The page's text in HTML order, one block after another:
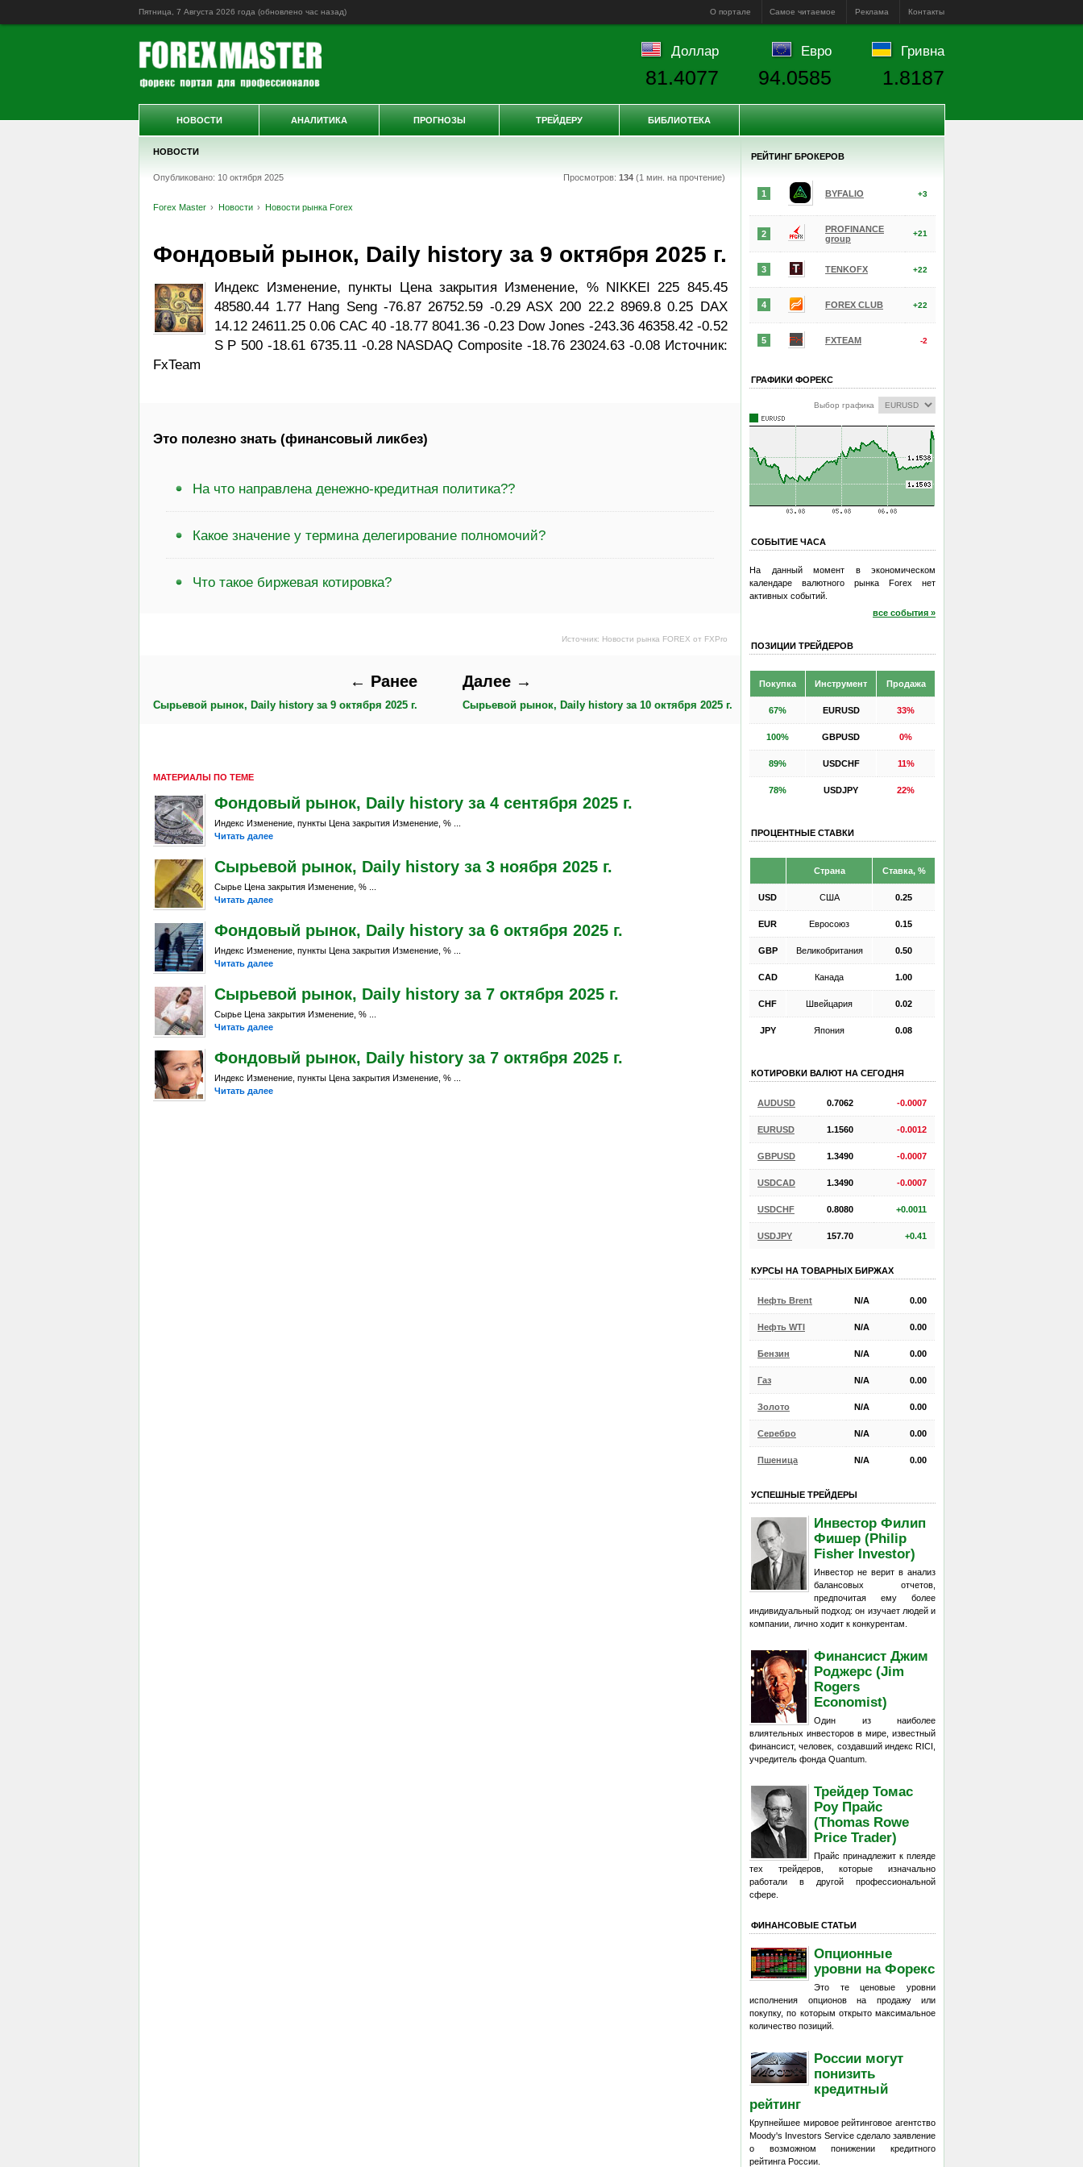
Пятница, 7 Августа 2026 года (обновлено час назад) О портале Самое читаемое Реклама Контакты
НОВОСТИ
Опубликовано: 10 октября 2025 Просмотров: 134(1 мин. на прочтение)
Forex Master Новости Новости рынка Forex
Фондовый рынок, Daily history за 9 октября 2025 г.
Индекс Изменение, пункты Цена закрытия Изменение, % NIKKEI 225 845.45
48580.44 1.77 Hang Seng -76.87 26752.59 -0.29 ASX 200 22.2 8969.8 0.25 DAX
14.12 24611.25 0.06 CAC 40 -18.77 8041.36 -0.23 Dow Jones -243.36 46358.42 -0.52
S P 500 -18.61 6735.11 -0.28 NASDAQ Composite -18.76 23024.63 -0.08 Источник:
FxTeam
Это полезно знать (финансовый ликбез)
На что направлена денежно-кредитная политика??
Какое значение у термина делегирование полномочий?
Что такое биржевая котировка?
Источник: Новости рынка FOREX от FXPro
← Ранее
Сырьевой рынок, Daily history за 9 октября 2025 г.
Далее →
Сырьевой рынок, Daily history за 10 октября 2025 г.
МАТЕРИАЛЫ ПО ТЕМЕ
Фондовый рынок, Daily history за 4 сентября 2025 г.
Индекс Изменение, пункты Цена закрытия Изменение, % ...
Читать далее
Сырьевой рынок, Daily history за 3 ноября 2025 г.
Сырье Цена закрытия Изменение, % ...
Читать далее
Фондовый рынок, Daily history за 6 октября 2025 г.
Индекс Изменение, пункты Цена закрытия Изменение, % ...
Читать далее
Сырьевой рынок, Daily history за 7 октября 2025 г.
Сырье Цена закрытия Изменение, % ...
Читать далее
Фондовый рынок, Daily history за 7 октября 2025 г.
Индекс Изменение, пункты Цена закрытия Изменение, % ...
Читать далее
РЕЙТИНГ БРОКЕРОВ
1 BYFALIO +3
2
PROFINANCE
group
+21
3 TENKOFX +22
4 FOREX CLUB +22
5 FXTEAM -2
ГРАФИКИ ФОРЕКС
Выбор графика
СОБЫТИЕ ЧАСА
На данный момент в экономическом
календаре валютного рынка Forex нет
активных событий.
все события »
ПОЗИЦИИ ТРЕЙДЕРОВ
Покупка Инструмент Продажа
67% EURUSD 33%
100% GBPUSD 0%
89% USDCHF 11%
78% USDJPY 22%
ПРОЦЕНТНЫЕ СТАВКИ
Страна Ставка, %
USD США 0.25
EUR Евросоюз 0.15
GBP Великобритания 0.50
CAD Канада 1.00
CHF Швейцария 0.02
JPY Япония 0.08
КОТИРОВКИ ВАЛЮТ НА СЕГОДНЯ
AUDUSD 0.7062 -0.0007
EURUSD 1.1560 -0.0012
GBPUSD 1.3490 -0.0007
USDCAD 1.3490 -0.0007
USDCHF 0.8080 +0.0011
USDJPY 157.70 +0.41
КУРСЫ НА ТОВАРНЫХ БИРЖАХ
Нефть Brent N/A 0.00
Нефть WTI N/A 0.00
Бензин N/A 0.00
Газ N/A 0.00
Золото N/A 0.00
Серебро N/A 0.00
Пшеница N/A 0.00
УСПЕШНЫЕ ТРЕЙДЕРЫ
Инвестор Филип
Фишер (Philip
Fisher Investor)
Инвестор не верит в анализ
балансовых отчетов,
предпочитая ему более
индивидуальный подход: он изучает людей и
компании, лично ходит к конкурентам.
Финансист Джим
Роджерс (Jim
Rogers
Economist)
Один из наиболее
влиятельных инвесторов в мире, известный
финансист, человек, создавший индекс RICI,
учредитель фонда Quantum.
Трейдер Томас
Роу Прайс
(Thomas Rowe
Price Trader)
Прайс принадлежит к плеяде
тех трейдеров, которые изначально
работали в другой профессиональной
сфере.
ФИНАНСОВЫЕ СТАТЬИ
Опционные
уровни на Форекс
Это те ценовые уровни
исполнения опционов на продажу или
покупку, по которым открыто максимальное
количество позиций.
России могут
понизить
кредитный
рейтинг
Крупнейшее мировое рейтинговое агентство
Moody's Investors Service сделало заявление
о возможном понижении кредитного
рейтинга России.
Доллар
81.4077
Евро
94.0585
Гривна
1.8187
НОВОСТИ АНАЛИТИКА ПРОГНОЗЫ ТРЕЙДЕРУ БИБЛИОТЕКА